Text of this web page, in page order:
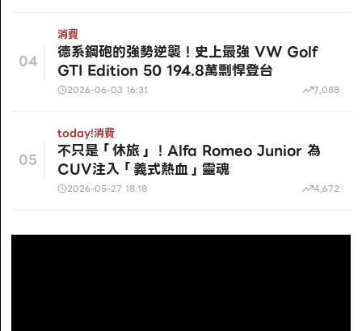
04
消費
德系鋼砲的強勢逆襲！史上最強 VW Golf
GTI Edition 50 194.8萬剽悍登台
2026-06-03 16:31 7,088
05
today!消費
不只是「休旅」！Alfa Romeo Junior 為
CUV注入「義式熱血」靈魂
2026-05-27 18:18 4,672